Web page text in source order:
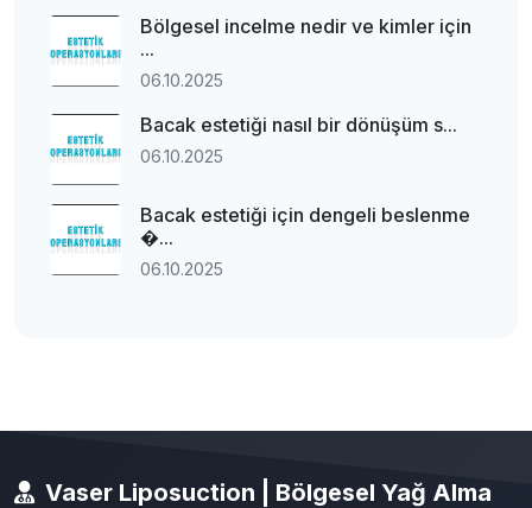
Bölgesel incelme nedir ve kimler için
...
06.10.2025
Bacak estetiği nasıl bir dönüşüm s...
06.10.2025
Bacak estetiği için dengeli beslenme
�...
06.10.2025
Vaser Liposuction | Bölgesel Yağ Alma